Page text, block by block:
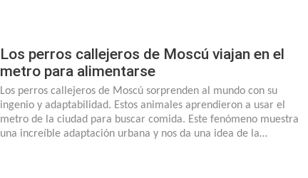
Los perros callejeros de Moscú viajan en el
metro para alimentarse
Los perros callejeros de Moscú sorprenden al mundo con su
ingenio y adaptabilidad. Estos animales aprendieron a usar el
metro de la ciudad para buscar comida. Este fenómeno muestra
una increíble adaptación urbana y nos da una idea de la…